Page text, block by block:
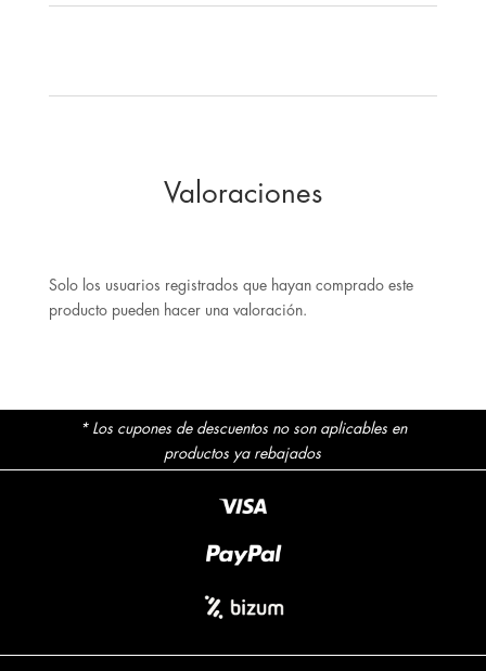
Valoraciones
Solo los usuarios registrados que hayan comprado este
producto pueden hacer una valoración.
* Los cupones de descuentos no son aplicables en
productos ya rebajados